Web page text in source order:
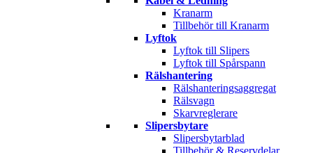
Kranarm
Tillbehör till Kranarm
Lyftok
Lyftok till Slipers
Lyftok till Spårspann
Rälshantering
Rälshanteringsaggregat
Rälsvagn
Skarvreglerare
Slipersbytare
Slipersbytarblad
Tillbehör & Reservdelar